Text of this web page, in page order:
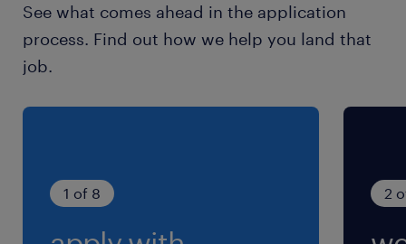
休日休暇
シフト制
3勤3休のシフト制
（2）20:00-8:10（実働10時間40分・休憩90
See what comes ahead in the application
process. Find out how we help you land that
job.
1 of 8 2